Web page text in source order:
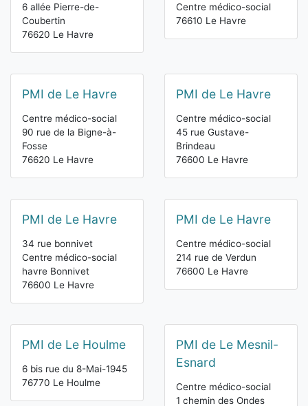
6 allée Pierre-de-
Coubertin
76620 Le Havre
Centre médico-social
76610 Le Havre
PMI de Le Havre
Centre médico-social
90 rue de la Bigne-à-
Fosse
76620 Le Havre
PMI de Le Havre
Centre médico-social
45 rue Gustave-
Brindeau
76600 Le Havre
PMI de Le Havre
34 rue bonnivet
Centre médico-social
havre Bonnivet
76600 Le Havre
PMI de Le Havre
Centre médico-social
214 rue de Verdun
76600 Le Havre
PMI de Le Houlme
6 bis rue du 8-Mai-1945
76770 Le Houlme
PMI de Le Mesnil-
Esnard
Centre médico-social
1 chemin des Ondes